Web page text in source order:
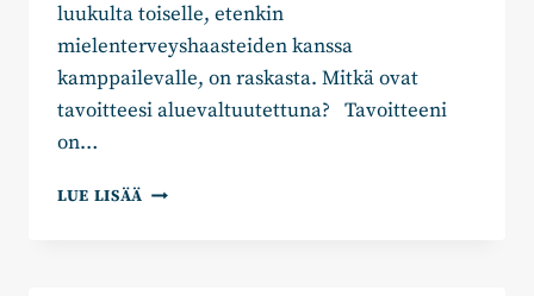
luukulta toiselle, etenkin
mielenterveyshaasteiden kanssa
kamppailevalle, on raskasta. Mitkä ovat
tavoitteesi aluevaltuutettuna? Tavoitteeni
on…
LUE LISÄÄ ELINA